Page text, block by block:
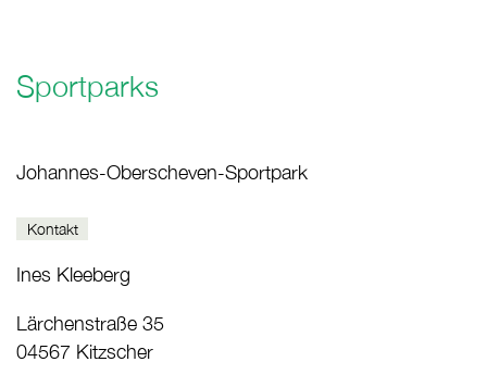
Sportparks
Johannes-Oberscheven-Sportpark
Kontakt
Ines Kleeberg
Lärchenstraße 35
04567 Kitzscher